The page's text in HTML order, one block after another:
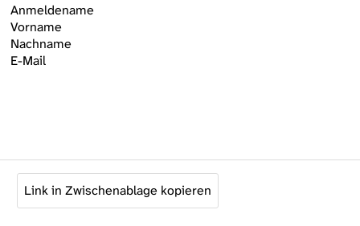
Anmeldename
Vorname
Nachname
E-Mail
Link in Zwischenablage kopieren